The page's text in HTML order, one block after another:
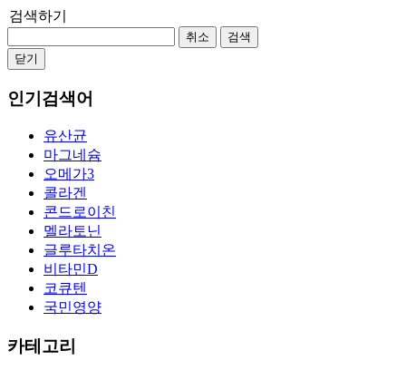
검색하기
취소
검색
닫기
인기검색어
유산균
마그네슘
오메가3
콜라겐
콘드로이친
멜라토닌
글루타치온
비타민D
코큐텐
국민영양
카테고리